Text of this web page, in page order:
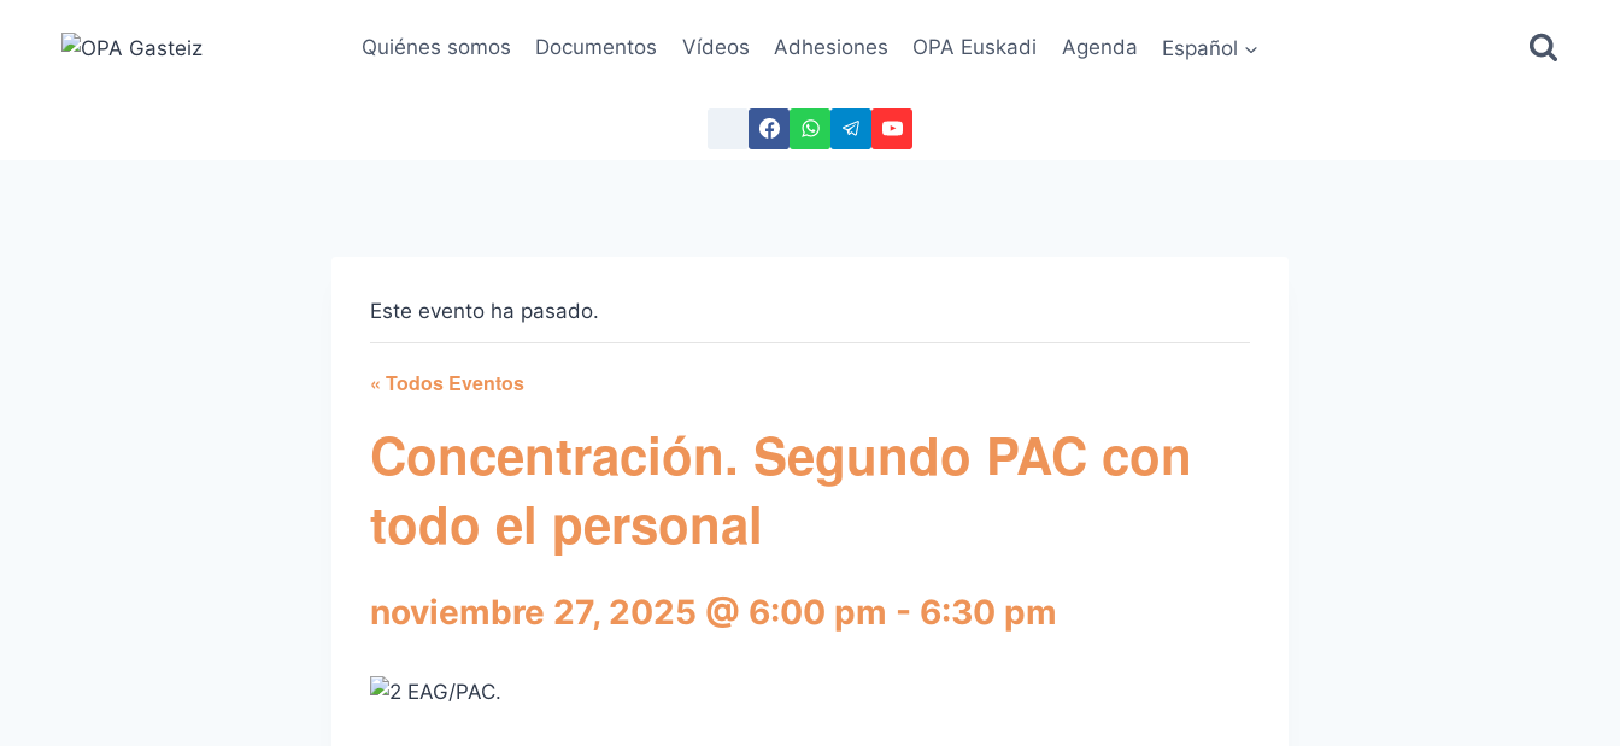
Quiénes somos Documentos Vídeos Adhesiones OPA Euskadi Agenda Español
Este evento ha pasado.
« Todos Eventos
Concentración. Segundo PAC con
todo el personal
noviembre 27, 2025 @ 6:00 pm - 6:30 pm